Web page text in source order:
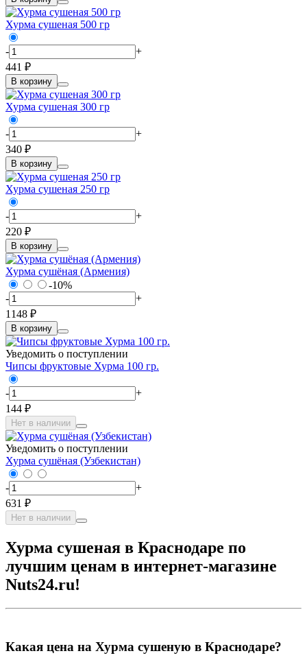
Хурма сушеная 500 гр
-
+
441 ₽
В корзину
Хурма сушеная 300 гр
-
+
340 ₽
В корзину
Хурма сушеная 250 гр
-
+
220 ₽
В корзину
Хурма сушёная (Армения)
-10%
-
+
1148 ₽
В корзину
Уведомить о поступлении
Чипсы фруктовые Хурма 100 гр.
-
+
144 ₽
Нет в наличии
Уведомить о поступлении
Хурма сушёная (Узбекистан)
-
+
631 ₽
Нет в наличии
Хурма сушеная в Краснодаре по
лучшим ценам в интернет-магазине
Nuts24.ru!
Какая цена на Хурма сушеную в Краснодаре?